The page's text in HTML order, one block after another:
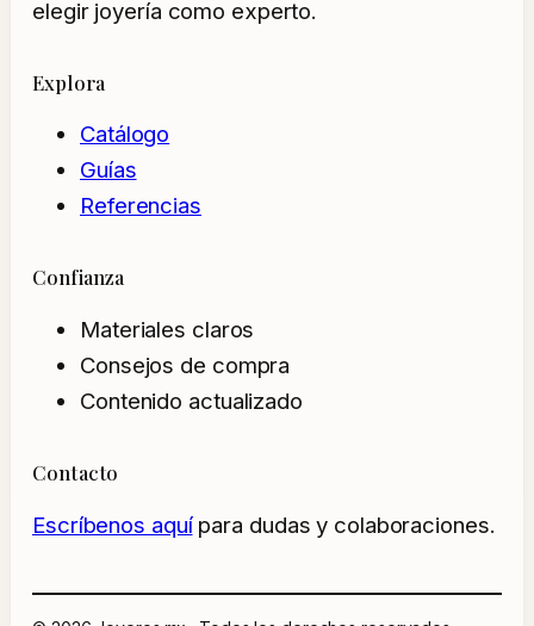
elegir joyería como experto.
Explora
Catálogo
Guías
Referencias
Confianza
Materiales claros
Consejos de compra
Contenido actualizado
Contacto
Escríbenos aquípara dudas y colaboraciones.